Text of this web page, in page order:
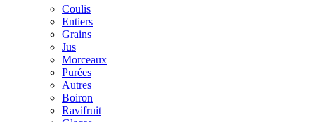
Coulis
Entiers
Grains
Jus
Morceaux
Purées
Autres
Boiron
Ravifruit